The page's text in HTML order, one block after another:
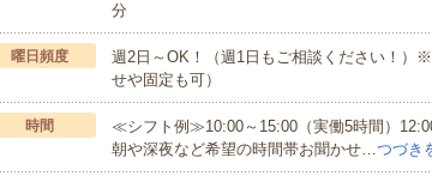
分
曜日頻度
週2日～OK！（週1日もご相談ください！）
せや固定も可）
時間
≪シフト例≫10:00～15:00（実働5時間）
朝や深夜など希望の時間帯お聞かせ…つづき